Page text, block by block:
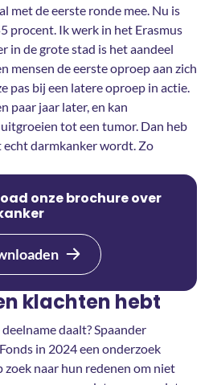
met de eerste ronde mee. Nu is
procent. Ik werk in het Erasmus
in de grote stad is het aandeel
mensen de eerste oproep aan zich
pas bij een latere oproep in actie.
paar jaar later, en kan
uitgroeien tot een tumor. Dan heb
echt darmkanker wordt. Zo
onze brochure over
klachten hebt
daalt? Spaander
in 2024 een onderzoek
naar hun redenen om niet